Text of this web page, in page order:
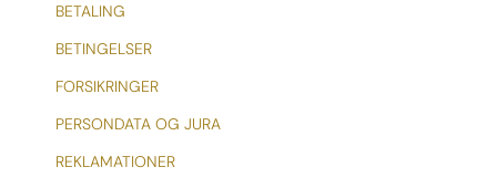
BETALING
BETINGELSER
FORSIKRINGER
PERSONDATA OG JURA
REKLAMATIONER